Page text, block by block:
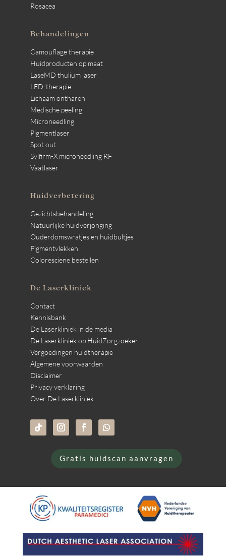
Rosacea
Behandelingen
Camouflage therapie
Huidproducten op maat
LaseMD thulium laser
LED-therapie
Lichaam ontharen
Medische peeling
Microneedling
Pigmentlaser
Spot out
Sylfirm-X microneedling RF
Vaatlaser
Huidverbetering
Gezichtsbehandeling
Natuurlijke huidverjonging
Ouderdomswratjes en huidbultjes
Pigmentvlekken
Coloresciene bestellen
De Laserkliniek
Contact
Kennisbank
De Laserkliniek in de media
De Laserkliniek op HuidZorgzoeker
Vergoedingen huidtherapie
Algemene voorwaarden
Disclaimer
Privacy verklaring
Over De Laserkliniek
Gratis huidscan aanvragen